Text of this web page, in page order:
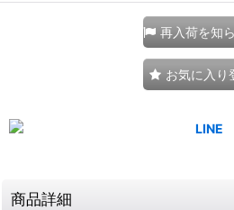
再入荷を知
お気に入り
商品詳細